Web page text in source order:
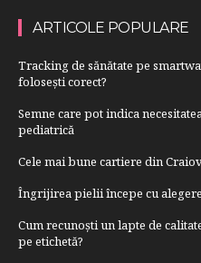
ARTICOLE POPULARE
Tracking de sănătate pe
folosești corect?
Semne care pot indica
pediatrică
Cele mai bune cartiere din
Îngrijirea pielii începe cu
Cum recunoști un lapte de
pe etichetă?